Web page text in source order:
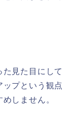
見た目にして
ップという観点
しません。